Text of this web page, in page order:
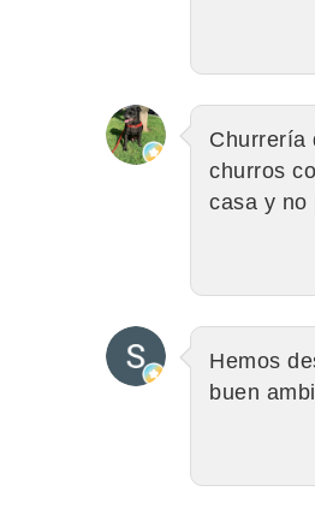
Churrería
churros
casa y no
Hemos
buen